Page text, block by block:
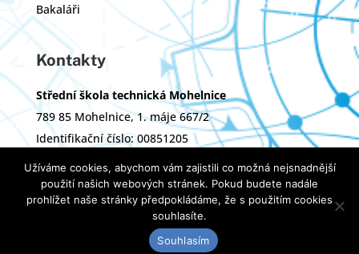
Bakaláři
Kontakty
Střední škola technická Mohelnice
789 85 Mohelnice, 1. máje 667/2
Identifikační číslo: 00851205
Zřizovatel: Olomoucký kraj
Tvorba webových stránek:ImperialMedia
Střední škola technická Mohelnice, Copyright © 2020
Užíváme cookies, abychom vám zajistili co možná nejsnadnější
použití našich webových stránek. Pokud budete nadále
prohlížet naše stránky předpokládáme, že s použitím cookies
souhlasíte.
Souhlasím